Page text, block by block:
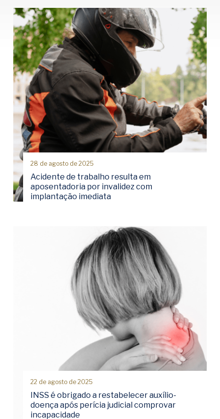
28 de agosto de 2025
Acidente de trabalho resulta em
aposentadoria por invalidez com
implantação imediata
22 de agosto de 2025
INSS é obrigado a restabelecer auxílio-
doença após perícia judicial comprovar
incapacidade